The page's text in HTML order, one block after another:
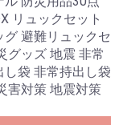
リュックセット
グ 避難リュックセ
グッズ 地震 非常
し袋 非常持出し袋
害対策 地震対策